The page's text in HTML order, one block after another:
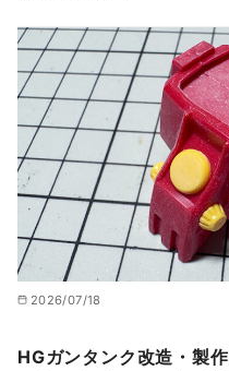
2026/07/18
HGガンタンク改造・製